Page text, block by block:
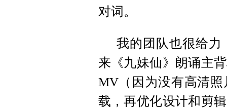
对词。
我的团队也很给力
来《九妹仙》朗诵主
MV（因为没有高清
载，再优化设计和剪